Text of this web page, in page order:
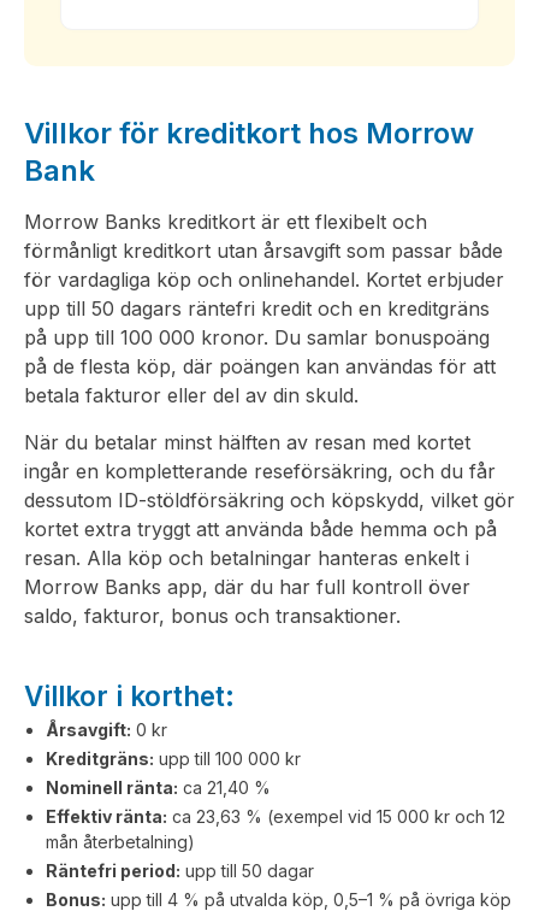
Villkor för kreditkort hos Morrow
Bank
Morrow Banks kreditkort är ett flexibelt och
förmånligt kreditkort utan årsavgift som passar både
för vardagliga köp och onlinehandel. Kortet erbjuder
upp till 50 dagars räntefri kredit och en kreditgräns
på upp till 100 000 kronor. Du samlar bonuspoäng
på de flesta köp, där poängen kan användas för att
betala fakturor eller del av din skuld.
När du betalar minst hälften av resan med kortet
ingår en kompletterande reseförsäkring, och du får
dessutom ID-stöldförsäkring och köpskydd, vilket gör
kortet extra tryggt att använda både hemma och på
resan. Alla köp och betalningar hanteras enkelt i
Morrow Banks app, där du har full kontroll över
saldo, fakturor, bonus och transaktioner.
Villkor i korthet:
Årsavgift: 0 kr
Kreditgräns: upp till 100 000 kr
Nominell ränta: ca 21,40 %
Effektiv ränta: ca 23,63 % (exempel vid 15 000 kr och 12
mån återbetalning)
Räntefri period: upp till 50 dagar
Bonus: upp till 4 % på utvalda köp, 0,5–1 % på övriga köp